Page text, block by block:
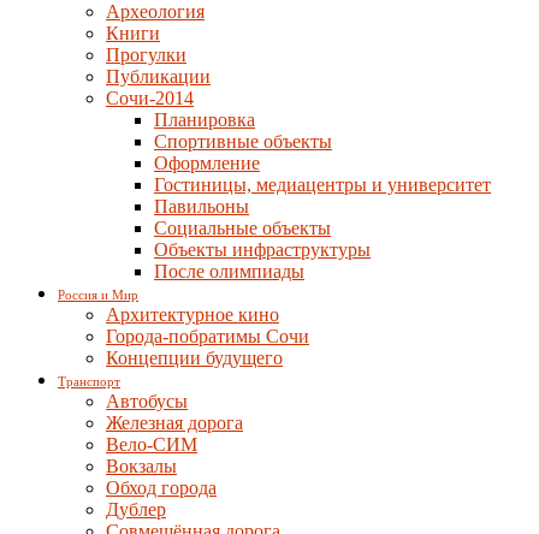
Археология
Книги
Прогулки
Публикации
Сочи-2014
Планировка
Спортивные объекты
Оформление
Гостиницы, медиацентры и университет
Павильоны
Социальные объекты
Объекты инфраструктуры
После олимпиады
Россия и Мир
Архитектурное кино
Города-побратимы Сочи
Концепции будущего
Транспорт
Автобусы
Железная дорога
Вело-СИМ
Вокзалы
Обход города
Дублер